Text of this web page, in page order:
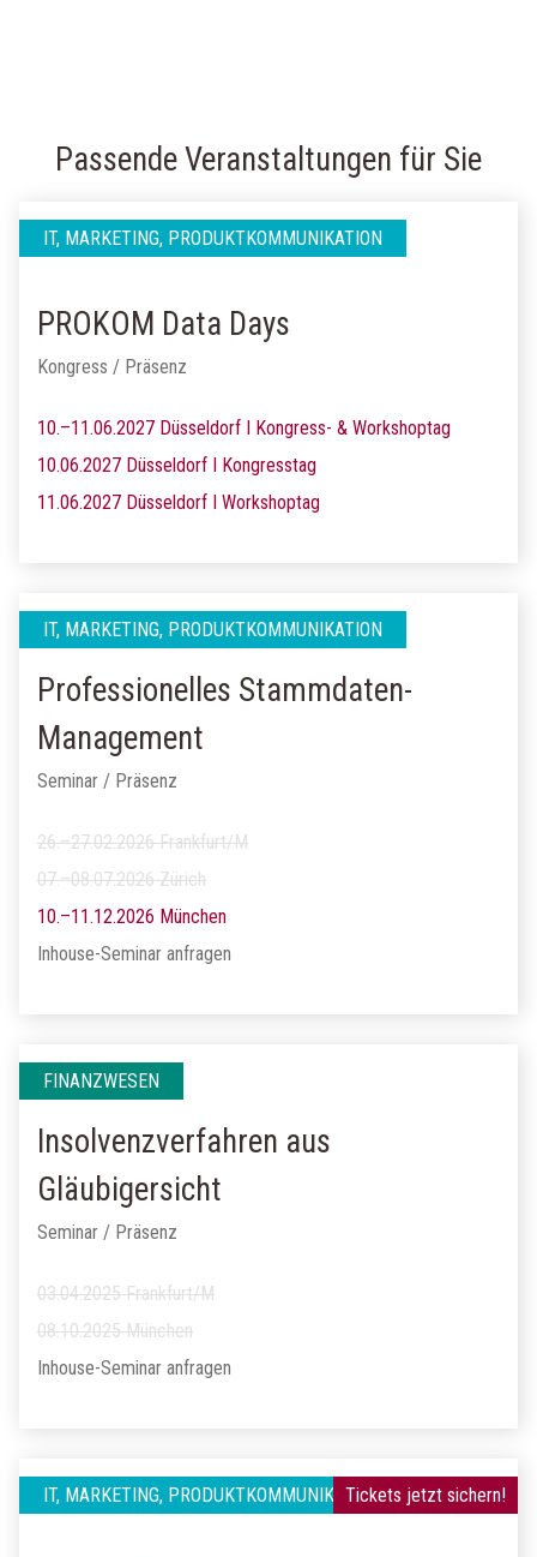
Passende Veranstaltungen für Sie
IT, MARKETING, PRODUKTKOMMUNIKATION
PROKOM Data Days
Kongress / Präsenz
10.–11.06.2027 Düsseldorf I Kongress- & Workshoptag
10.06.2027 Düsseldorf I Kongresstag
11.06.2027 Düsseldorf I Workshoptag
IT, MARKETING, PRODUKTKOMMUNIKATION
Professionelles Stammdaten-
Management
Seminar / Präsenz
26.–27.02.2026 Frankfurt/M
07.–08.07.2026 Zürich
10.–11.12.2026 München
Inhouse-Seminar anfragen
FINANZWESEN
Insolvenzverfahren aus
Gläubigersicht
Seminar / Präsenz
03.04.2025 Frankfurt/M
08.10.2025 München
Inhouse-Seminar anfragen
Tickets jetzt sichern!
IT, MARKETING, PRODUKTKOMMUNIKATION